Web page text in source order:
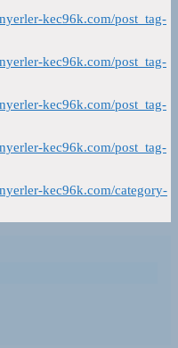
kec96k.com/post_tag-
kec96k.com/post_tag-
kec96k.com/post_tag-
kec96k.com/post_tag-
kec96k.com/category-